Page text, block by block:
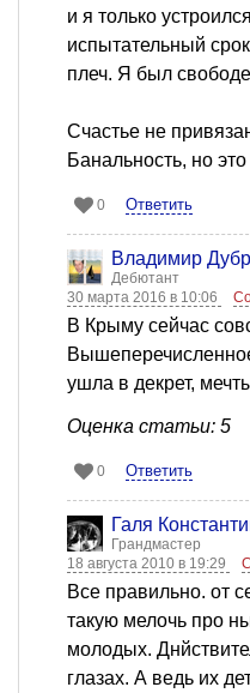
и я только
испытательный
плеч. Я был
Счастье не
Банальность, но это
0 Ответить
Владимир
Дебютант
30 марта 2016 в 10:06
В Крыму сейчас
ушла в декрет,
Оценка статьи: 5
0 Ответить
Галя
Грандмастер
18 августа 2010 в 19:29
Все правильно. от
такую мелочь про
молодых.
глазах. А ведь их